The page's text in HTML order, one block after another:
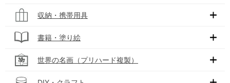
収納・携帯用具
書籍・塗り絵
世界の名画（プリハード複製）